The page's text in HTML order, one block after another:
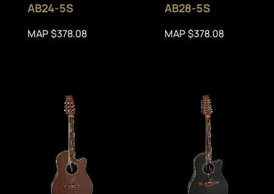
AB24-5S
MAP $378.08
AB28-5S
MAP $378.08